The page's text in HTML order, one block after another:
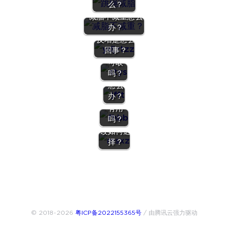
么？
减脂不减重怎么
办？
1、练了一
周体重不降
反增是怎么
回事？
2、生
酮饮食
减脂法
可取
吗？
3、减
肥反
弹该
怎么
办？
4、饭后
百步走
对减脂
有用
吗？
5、面对
美食诱惑
改如何选
择？
© 2018~2026 粤ICP备2022155365号/ 由腾讯云强力驱动